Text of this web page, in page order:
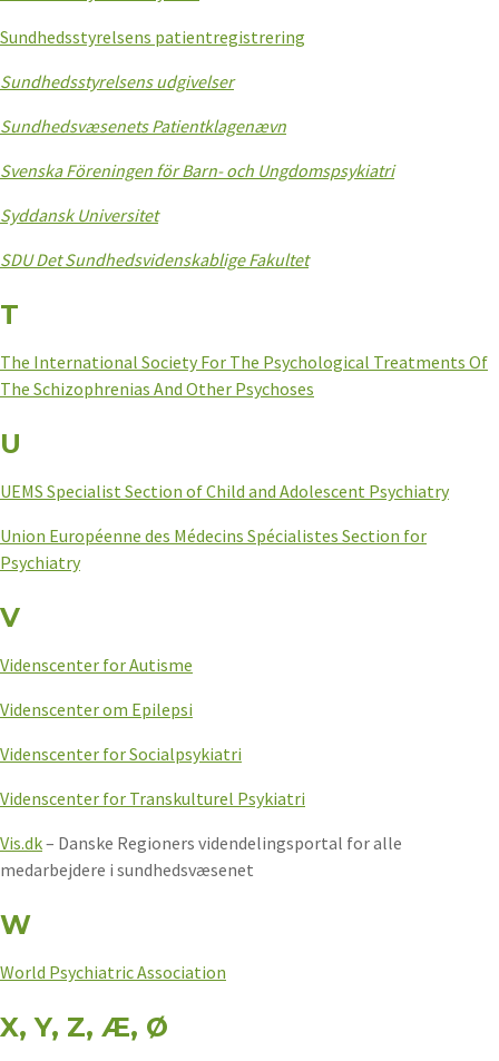
Sundhedsstyrelsens patientregistrering
Sundhedsstyrelsens udgivelser
Sundhedsvæsenets Patientklagenævn
Svenska Föreningen för Barn- och Ungdomspsykiatri
Syddansk Universitet
SDU Det Sundhedsvidenskablige Fakultet
T
The International Society For The Psychological Treatments Of
The Schizophrenias And Other Psychoses
U
UEMS Specialist Section of Child and Adolescent Psychiatry
Union Européenne des Médecins Spécialistes Section for
Psychiatry
V
Videnscenter for Autisme
Videnscenter om Epilepsi
Videnscenter for Socialpsykiatri
Videnscenter for Transkulturel Psykiatri
Vis.dk– Danske Regioners videndelingsportal for alle
medarbejdere i sundhedsvæsenet
W
World Psychiatric Association
X, Y, Z, Æ, Ø